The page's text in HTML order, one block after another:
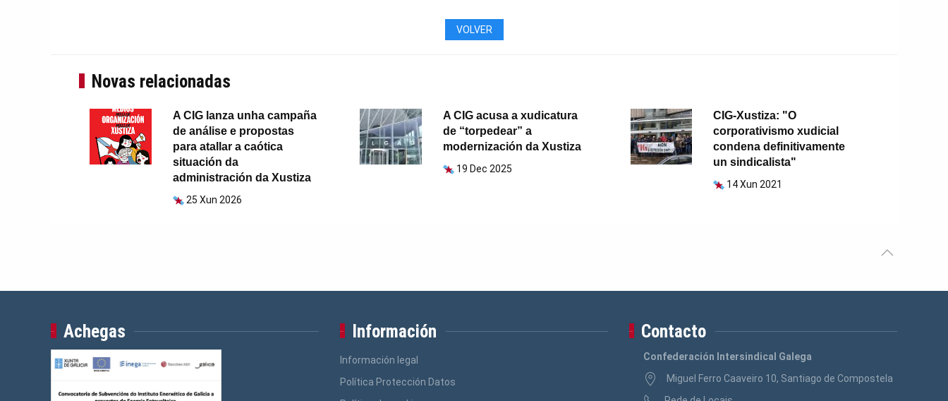
VOLVER
Novas relacionadas
A CIG lanza unha campaña
de análise e propostas
para atallar a caótica
situación da
administración da Xustiza
25 Xun 2026
A CIG acusa a xudicatura
de “torpedear” a
modernización da Xustiza
19 Dec 2025
CIG-Xustiza: "O
corporativismo xudicial
condena definitivamente
un sindicalista"
14 Xun 2021
Achegas Información
Información legal
Política Protección Datos
Contacto
Confederación Intersindical Galega
Miguel Ferro Caaveiro 10, Santiago de Compostela